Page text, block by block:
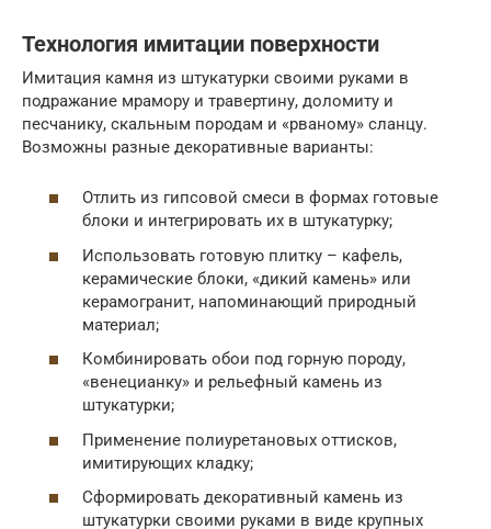
Технология имитации поверхности
Имитация камня из штукатурки своими руками в
подражание мрамору и травертину, доломиту и
песчанику, скальным породам и «рваному» сланцу.
Возможны разные декоративные варианты:
Отлить из гипсовой смеси в формах готовые
блоки и интегрировать их в штукатурку;
Использовать готовую плитку – кафель,
керамические блоки, «дикий камень» или
керамогранит, напоминающий природный
материал;
Комбинировать обои под горную породу,
«венецианку» и рельефный камень из
штукатурки;
Применение полиуретановых оттисков,
имитирующих кладку;
Сформировать декоративный камень из
штукатурки своими руками в виде крупных